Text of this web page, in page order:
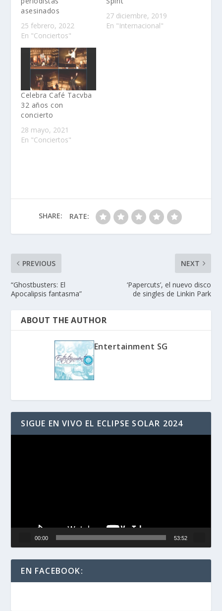
asesinados
25 febrero, 2022
En "Conciertos"
27 diciembre, 2019
En "Internacional"
Celebra Café Tacvba
32 años con
concierto
28 mayo, 2021
En "Conciertos"
SHARE: RATE:
PREVIOUS
“Ghostbusters: El
Apocalipsis fantasma”
NEXT
‘Papercuts’, el nuevo disco
de singles de Linkin Park
ABOUT THE AUTHOR
Entertainment SG
SIGUE EN VIVO EL ECLIPSE SOLAR 2024
00:00 53:52
EN FACEBOOK: